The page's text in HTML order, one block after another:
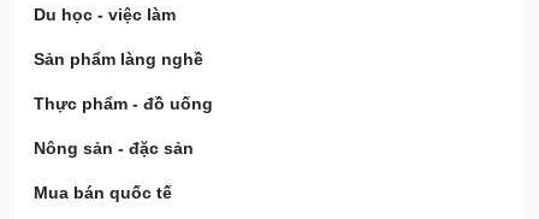
Du học - việc làm
Sản phẩm làng nghề
Thực phẩm - đồ uống
Nông sản - đặc sản
Mua bán quốc tế